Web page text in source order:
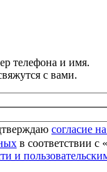
телефона и имя.
с вами.
согласие
в соответствии с «
и